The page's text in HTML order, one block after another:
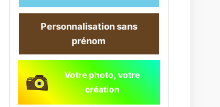
Personnalisation sans
prénom
Votre photo, votre
création